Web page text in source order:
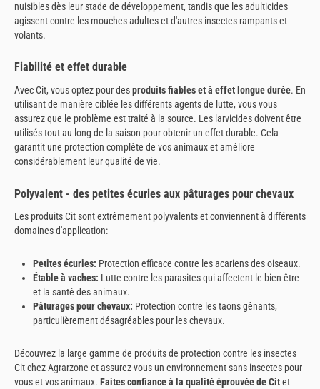
nuisibles dès leur stade de développement, tandis que les adulticides
agissent contre les mouches adultes et d'autres insectes rampants et
volants.
Fiabilité et effet durable
Avec Cit, vous optez pour desproduits fiables et à effet longue durée. En
utilisant de manière ciblée les différents agents de lutte, vous vous
assurez que le problème est traité à la source. Les larvicides doivent être
utilisés tout au long de la saison pour obtenir un effet durable. Cela
garantit une protection complète de vos animaux et améliore
considérablement leur qualité de vie.
Polyvalent - des petites écuries aux pâturages pour chevaux
Les produits Cit sont extrêmement polyvalents et conviennent à différents
domaines d'application:
Petites écuries: Protection efficace contre les acariens des oiseaux.
Étable à vaches: Lutte contre les parasites qui affectent le bien-être
et la santé des animaux.
Pâturages pour chevaux: Protection contre les taons gênants,
particulièrement désagréables pour les chevaux.
Découvrez la large gamme de produits de protection contre les insectes
Cit chez Agrarzone et assurez-vous un environnement sans insectes pour
vous et vos animaux. Faites confiance à la qualité éprouvée de Citet